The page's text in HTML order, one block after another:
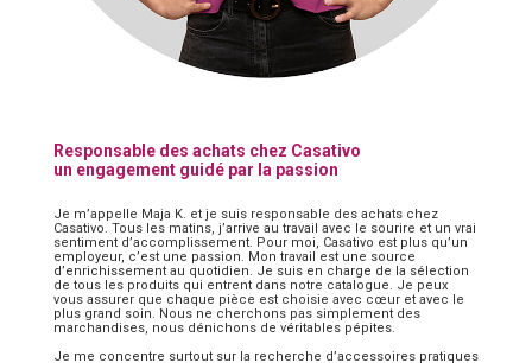
Responsable des achats chez Casativo
un engagement guidé par la passion
Je m’appelle Maja K. et je suis responsable des achats chez
Casativo. Tous les matins, j’arrive au travail avec le sourire et un vrai
sentiment d’accomplissement. Pour moi, Casativo est plus qu’un
employeur, c’est une passion. Mon travail est une source
d’enrichissement au quotidien. Je suis en charge de la sélection
de tous les produits qui entrent dans notre catalogue. Je peux
vous assurer que chaque pièce est choisie avec cœur et avec le
plus grand soin. Nous ne cherchons pas simplement des
marchandises, nous dénichons de véritables pépites.
Je me concentre surtout sur la recherche d’accessoires pratiques